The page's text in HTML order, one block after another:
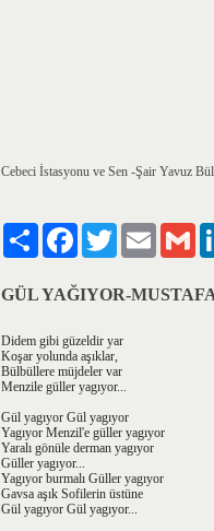
Cebeci İstasyonu ve Sen -Şair Yavuz
Paylaş FacebookTwitter Email
GÜL YAĞIYOR-
Didem gibi güzeldir yar
Koşar yolunda aşıklar,
Bülbüllere müjdeler var
Menzile güller yagıyor...
Gül yagıyor Gül yagıyor
Yagıyor Menzil'e güller yagıyor
Yaralı gönüle derman yagıyor
Güller yagıyor...
Yagıyor burmalı Güller yagıyor
Gavsa aşık Sofilerin üstüne
Gül yagıyor Gül yagıyor...